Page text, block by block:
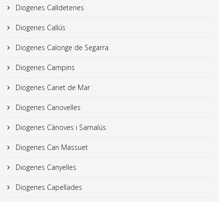
Diogenes Calldetenes
Diogenes Callús
Diogenes Calonge de Segarra
Diogenes Campins
Diogenes Canet de Mar
Diogenes Canovelles
Diogenes Cànoves i Samalús
Diogenes Can Massuet
Diogenes Canyelles
Diogenes Capellades